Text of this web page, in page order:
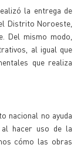
la entrega de
Distrito Noroeste,
Del mismo modo,
al igual que
que realiza
nacional no ayuda
al hacer uso de la
cómo las obras